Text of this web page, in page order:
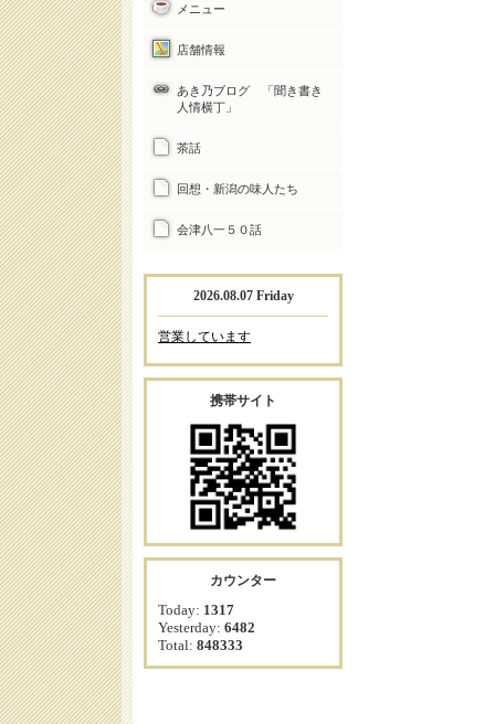
メニュー
店舗情報
あき乃ブログ 「聞き書き
人情横丁」
茶話
回想・新潟の味人たち
会津八一５０話
2026.08.07 Friday
営業しています
携帯サイト
カウンター
Today: 1317
Yesterday: 6482
Total: 848333